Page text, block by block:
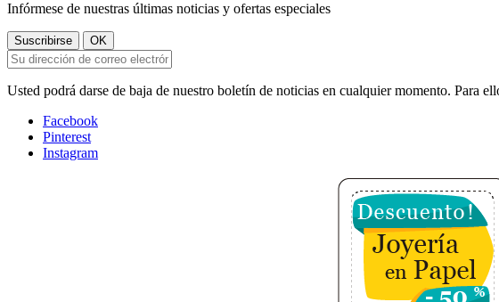
Infórmese de nuestras últimas noticias y ofertas especiales
Usted podrá darse de baja de nuestro boletín de noticias en cualquier momento. Para
Facebook
Pinterest
Instagram